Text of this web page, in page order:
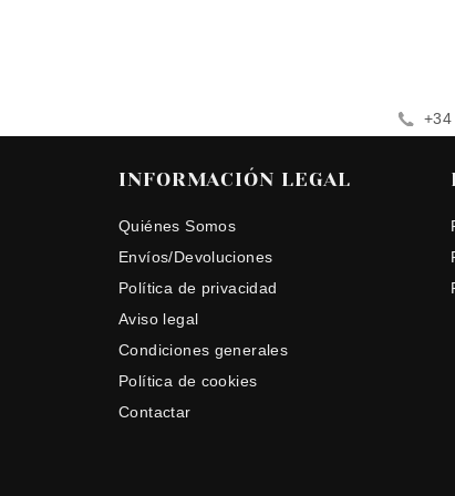
INFORMACIÓN LEGAL
Quiénes Somos
Envíos/Devoluciones
Política de privacidad
Aviso legal
Condiciones generales
Política de cookies
Contactar